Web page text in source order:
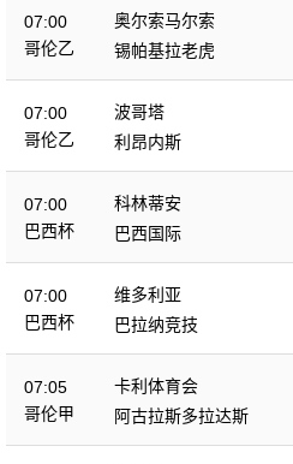
07:00
哥伦乙
奥尔索马尔索
锡帕基拉老虎
07:00
哥伦乙
波哥塔
利昂内斯
07:00
巴西杯
科林蒂安
巴西国际
07:00
巴西杯
维多利亚
巴拉纳竞技
07:05
哥伦甲
卡利体育会
阿古拉斯多拉达斯